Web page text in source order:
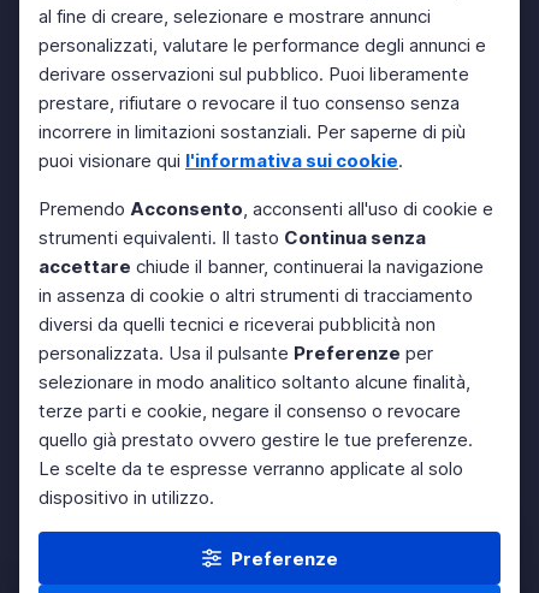
al fine di creare, selezionare e mostrare annunci
personalizzati, valutare le performance degli annunci e
derivare osservazioni sul pubblico. Puoi liberamente
prestare, rifiutare o revocare il tuo consenso senza
incorrere in limitazioni sostanziali. Per saperne di più
puoi visionare qui l'informativa sui cookie.
Premendo Acconsento, acconsenti all'uso di cookie e
strumenti equivalenti. Il tasto Continua senza
accettare chiude il banner, continuerai la navigazione
in assenza di cookie o altri strumenti di tracciamento
diversi da quelli tecnici e riceverai pubblicità non
personalizzata. Usa il pulsante Preferenze per
selezionare in modo analitico soltanto alcune finalità,
terze parti e cookie, negare il consenso o revocare
quello già prestato ovvero gestire le tue preferenze.
Le scelte da te espresse verranno applicate al solo
dispositivo in utilizzo.
Preferenze